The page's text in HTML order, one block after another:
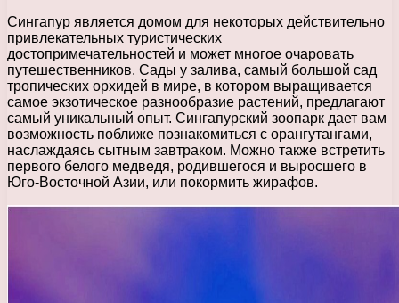
Сингапур является домом для некоторых действительно
привлекательных туристических
достопримечательностей и может многое очаровать
путешественников. Сады у залива, самый большой сад
тропических орхидей в мире, в котором выращивается
самое экзотическое разнообразие растений, предлагают
самый уникальный опыт. Сингапурский зоопарк дает вам
возможность поближе познакомиться с орангутангами,
наслаждаясь сытным завтраком. Можно также встретить
первого белого медведя, родившегося и выросшего в
Юго-Восточной Азии, или покормить жирафов.